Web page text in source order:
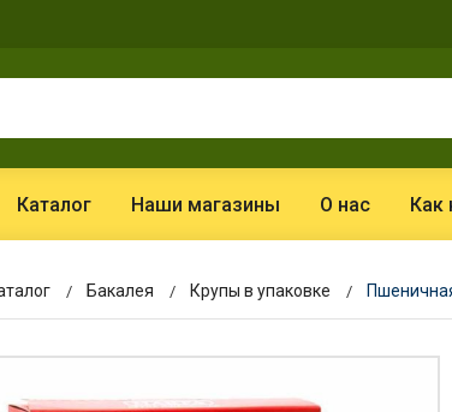
Каталог Наши магазины О нас Как
Бакалея Крупы в упаковке